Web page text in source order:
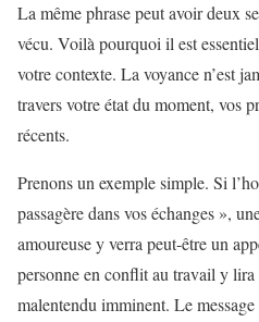
La même phrase peut avoir deux
vécu. Voilà pourquoi il est
votre contexte. La voyance n’est
travers votre état du moment, vos
récents.
Prenons un exemple simple. Si
passagère dans vos échanges »,
amoureuse y verra peut-être un
personne en conflit au travail y
malentendu imminent. Le